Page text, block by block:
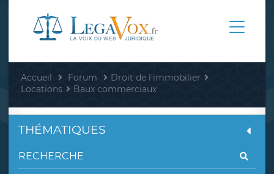
Accueil Forum
Droit de l'immobilier
Locations
Baux commerciaux
THÉMATIQUES